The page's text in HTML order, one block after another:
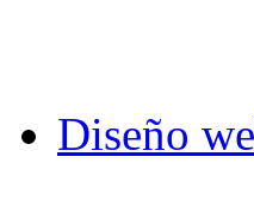
Diseño